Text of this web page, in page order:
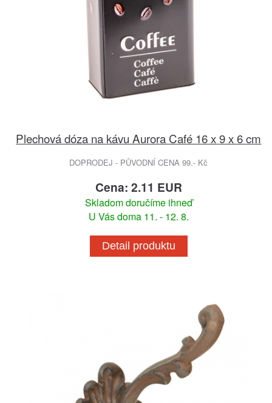
Plechová dóza na kávu Aurora Café 16 x 9 x 6 cm
DOPRODEJ - PŮVODNÍ CENA 99.- Kč
Cena: 2.11 EUR
Skladom doručíme ihneď
U Vás doma 11. - 12. 8.
Detail produktu